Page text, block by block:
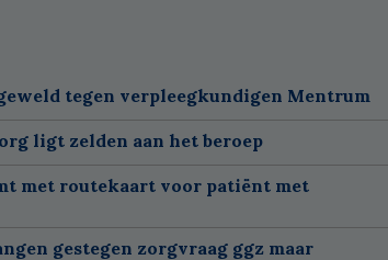
tegen verpleegkundigen Mentrum
ligt zelden aan het beroep
met routekaart voor patiënt met
gestegen zorgvraag ggz maar